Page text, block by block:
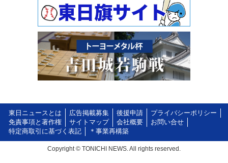
東日ニュースとは 広告掲載募集 後援申請
プライバシーポリシー
免責事項と著作権
サイトマップ 会社概要
お問い合せ
特定商取引に基づく表記
＊事業再構築
Copyright © TONICHI NEWS. All rights reserved.